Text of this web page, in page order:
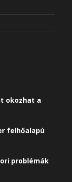
okozhat a
felhőalapú
problémák